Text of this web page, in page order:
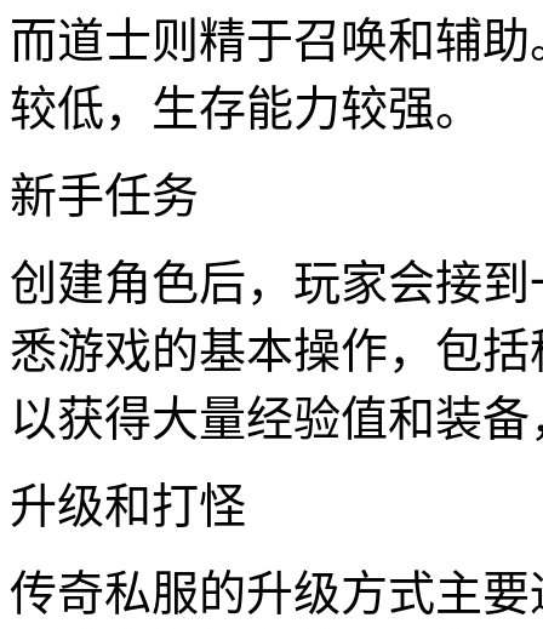
而道士则精于召唤和辅
较低，生存能力较强。
新手任务
创建角色后，玩家会接
悉游戏的基本操作，包
以获得大量经验值和装
升级和打怪
传奇私服的升级方式主